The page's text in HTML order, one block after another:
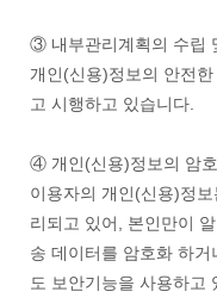
③ 내부관리계획의 수립
개인(신용)정보의 안전
고 시행하고 있습니다.
④ 개인(신용)정보의 암
이용자의 개인(신용)정
리되고 있어, 본인만이
송 데이터를 암호화 하
도 보안기능을 사용하고